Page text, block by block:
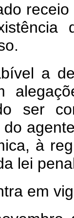
a
ser
à
lei
em